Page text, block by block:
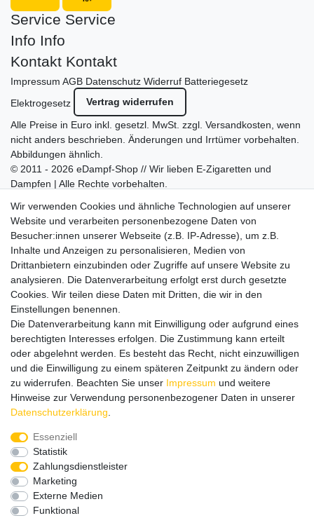
Service Service
Info Info
Kontakt Kontakt
Impressum AGB Datenschutz Widerruf Batteriegesetz
Elektrogesetz
Vertrag widerrufen
Alle Preise in Euro inkl. gesetzl. MwSt. zzgl. Versandkosten, wenn
nicht anders beschrieben. Änderungen und Irrtümer vorbehalten.
Abbildungen ähnlich.
© 2011 - 2026 eDampf-Shop // Wir lieben E-Zigaretten und
Dampfen | Alle Rechte vorbehalten.
mit vielen spannenden Artikeln.
Bitte entschuldigen Sie, wenn wir telefonisch wegen hoher
betrieblicher Auslastung nicht erreichbar sein sollten.
Schreiben Sie uns gerne eine E-Mail mit Ihrer Telefonnummer
und der Bitte um Rückruf.
Wir rufen Sie schnellstmöglich zurück.
Wir versenden in die folgenden Länder
Versandkostenfrei (DE) ab 69 €
Wir verwenden Cookies und ähnliche Technologien auf unserer
Website und verarbeiten personenbezogene Daten von
Besucher:innen unserer Webseite (z.B. IP-Adresse), um z.B.
Inhalte und Anzeigen zu personalisieren, Medien von
Drittanbietern einzubinden oder Zugriffe auf unsere Website zu
analysieren. Die Datenverarbeitung erfolgt erst durch gesetzte
Cookies. Wir teilen diese Daten mit Dritten, die wir in den
Einstellungen benennen.
Die Datenverarbeitung kann mit Einwilligung oder aufgrund eines
berechtigten Interesses erfolgen. Die Zustimmung kann erteilt
oder abgelehnt werden. Es besteht das Recht, nicht einzuwilligen
und die Einwilligung zu einem späteren Zeitpunkt zu ändern oder
zu widerrufen. Beachten Sie unser Impressum und weitere
Hinweise zur Verwendung personenbezogener Daten in unserer
Daten­schutz­erklärung
Essenziell
Statistik
Zahlungsdienstleister
Marketing
Externe Medien
Funktional